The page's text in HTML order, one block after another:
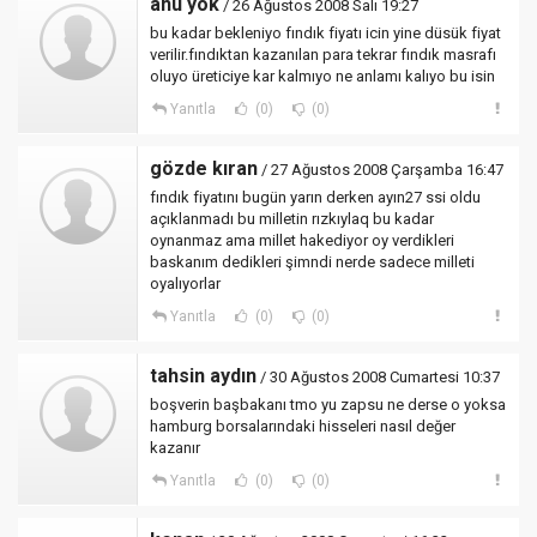
/ 26 Ağustos 2008 Salı 19:27
bu kadar bekleniyo fındık fiyatı icin yine düsük fiyat
verilir.fındıktan kazanılan para tekrar fındık masrafı
oluyo üreticiye kar kalmıyo ne anlamı kalıyo bu isin
Yanıtla (0) (0)
gözde kıran / 27 Ağustos 2008 Çarşamba 16:47
fındık fiyatını bugün yarın derken ayın27 ssi oldu
açıklanmadı bu milletin rızkıylaq bu kadar
oynanmaz ama millet hakediyor oy verdikleri
baskanım dedikleri şimndi nerde sadece milleti
oyalıyorlar
Yanıtla (0) (0)
tahsin aydın / 30 Ağustos 2008 Cumartesi 10:37
boşverin başbakanı tmo yu zapsu ne derse o yoksa
hamburg borsalarındaki hisseleri nasıl değer
kazanır
Yanıtla (0) (0)